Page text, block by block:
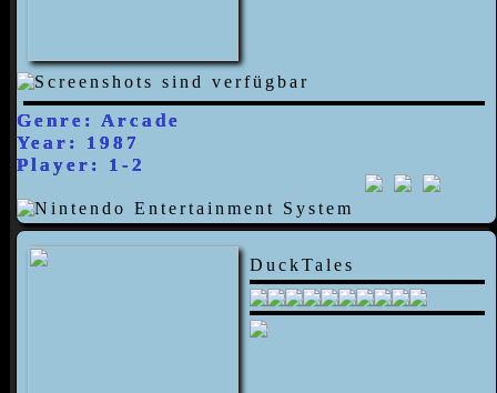
Genre: Arcade
Year: 1987
Player: 1-2
DuckTales